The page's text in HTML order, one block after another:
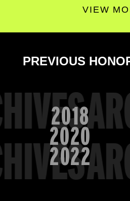
VIEW
PREVIOUS
2018
2020
2022